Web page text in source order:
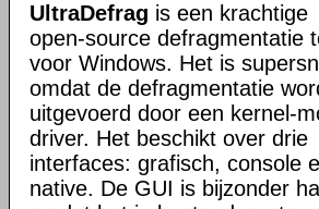
UltraDefrag is een krachtige
open-source defragmentatie
voor Windows. Het is
omdat de defragmentatie
uitgevoerd door een kernel-
driver. Het beschikt over drie
interfaces: grafisch, console
native. De GUI is bijzonder